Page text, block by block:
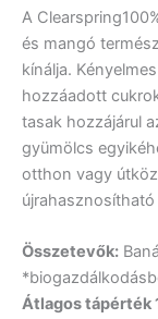
A
és mangó
kínálja.
hozzáadott
tasak hozzájárul
gyümölcs
otthon vagy
Összetevők:
Átlagos tápérték